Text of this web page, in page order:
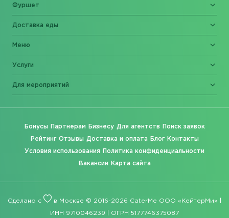
Фуршет
Доставка еды
Меню
Услуги
Для мероприятий
Бонусы Партнерам Бизнесу Для агентств Поиск заявок
Рейтинг Отзывы Доставка и оплата Блог Контакты
Условия использования Политика конфиденциальности
Вакансии Карта сайта
Сделано с в Москве © 2016-2026 CaterMe ООО «КейтерМи» |
ИНН 9710046239 | ОГРН 5177746375087